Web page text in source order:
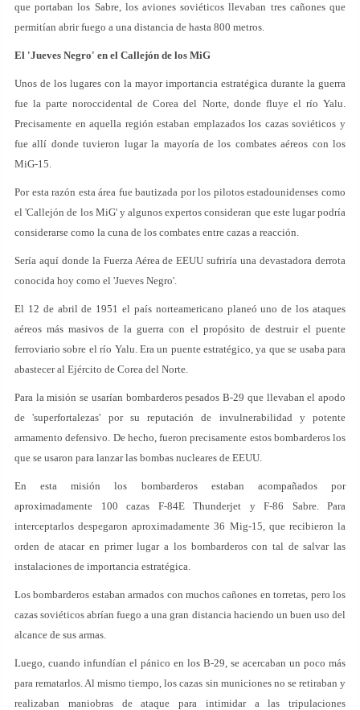
que portaban los Sabre, los aviones soviéticos llevaban tres cañones que
permitían abrir fuego a una distancia de hasta 800 metros.
El 'Jueves Negro' en el Callejón de los MiG
Unos de los lugares con la mayor importancia estratégica durante la guerra
fue la parte noroccidental de Corea del Norte, donde fluye el río Yalu.
Precisamente en aquella región estaban emplazados los cazas soviéticos y
fue allí donde tuvieron lugar la mayoría de los combates aéreos con los
MiG-15.
Por esta razón esta área fue bautizada por los pilotos estadounidenses como
el 'Callejón de los MiG' y algunos expertos consideran que este lugar podría
considerarse como la cuna de los combates entre cazas a reacción.
Sería aquí donde la Fuerza Aérea de EEUU sufriría una devastadora derrota
conocida hoy como el 'Jueves Negro'.
El 12 de abril de 1951 el país norteamericano planeó uno de los ataques
aéreos más masivos de la guerra con el propósito de destruir el puente
ferroviario sobre el río Yalu. Era un puente estratégico, ya que se usaba para
abastecer al Ejército de Corea del Norte.
Para la misión se usarían bombarderos pesados B-29 que llevaban el apodo
de 'superfortalezas' por su reputación de invulnerabilidad y potente
armamento defensivo. De hecho, fueron precisamente estos bombarderos los
que se usaron para lanzar las bombas nucleares de EEUU.
En esta misión los bombarderos estaban acompañados por
aproximadamente 100 cazas F-84E Thunderjet y F-86 Sabre. Para
interceptarlos despegaron aproximadamente 36 Mig-15, que recibieron la
orden de atacar en primer lugar a los bombarderos con tal de salvar las
instalaciones de importancia estratégica.
Los bombarderos estaban armados con muchos cañones en torretas, pero los
cazas soviéticos abrían fuego a una gran distancia haciendo un buen uso del
alcance de sus armas.
Luego, cuando infundían el pánico en los B-29, se acercaban un poco más
para rematarlos. Al mismo tiempo, los cazas sin municiones no se retiraban y
realizaban maniobras de ataque para intimidar a las tripulaciones